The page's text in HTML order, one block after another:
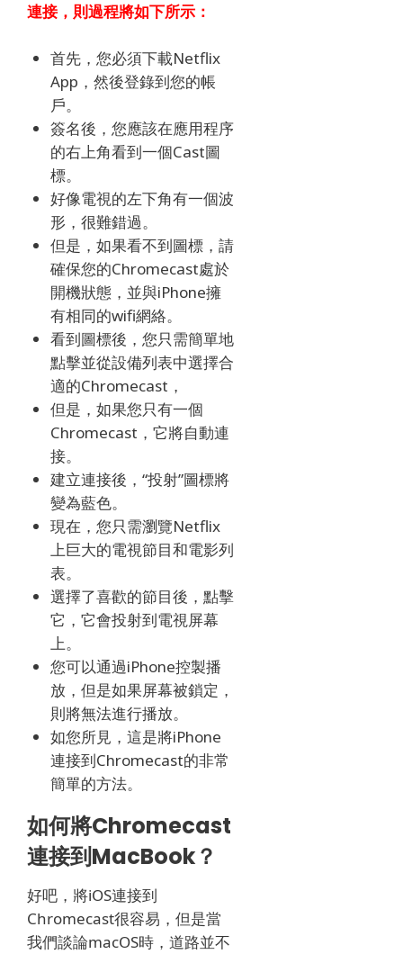
連接，則過程將如下所示：
首先，您必須下載Netflix
App，然後登錄到您的帳
戶。
簽名後，您應該在應用程序
的右上角看到一個Cast圖
標。
好像電視的左下角有一個波
形，很難錯過。
但是，如果看不到圖標，請
確保您的Chromecast處於
開機狀態，並與iPhone擁
有相同的wifi網絡。
看到圖標後，您只需簡單地
點擊並從設備列表中選擇合
適的Chromecast，
但是，如果您只有一個
Chromecast，它將自動連
接。
建立連接後，“投射”圖標將
變為藍色。
現在，您只需瀏覽Netflix
上巨大的電視節目和電影列
表。
選擇了喜歡的節目後，點擊
它，它會投射到電視屏幕
上。
您可以通過iPhone控製播
放，但是如果屏幕被鎖定，
則將無法進行播放。
如您所見，這是將iPhone
連接到Chromecast的非常
簡單的方法。
如何將Chromecast
連接到MacBook？
好吧，將iOS連接到
Chromecast很容易，但是當
我們談論macOS時，道路並不